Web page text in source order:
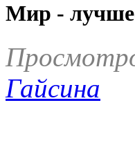
Мир -
Гайсина